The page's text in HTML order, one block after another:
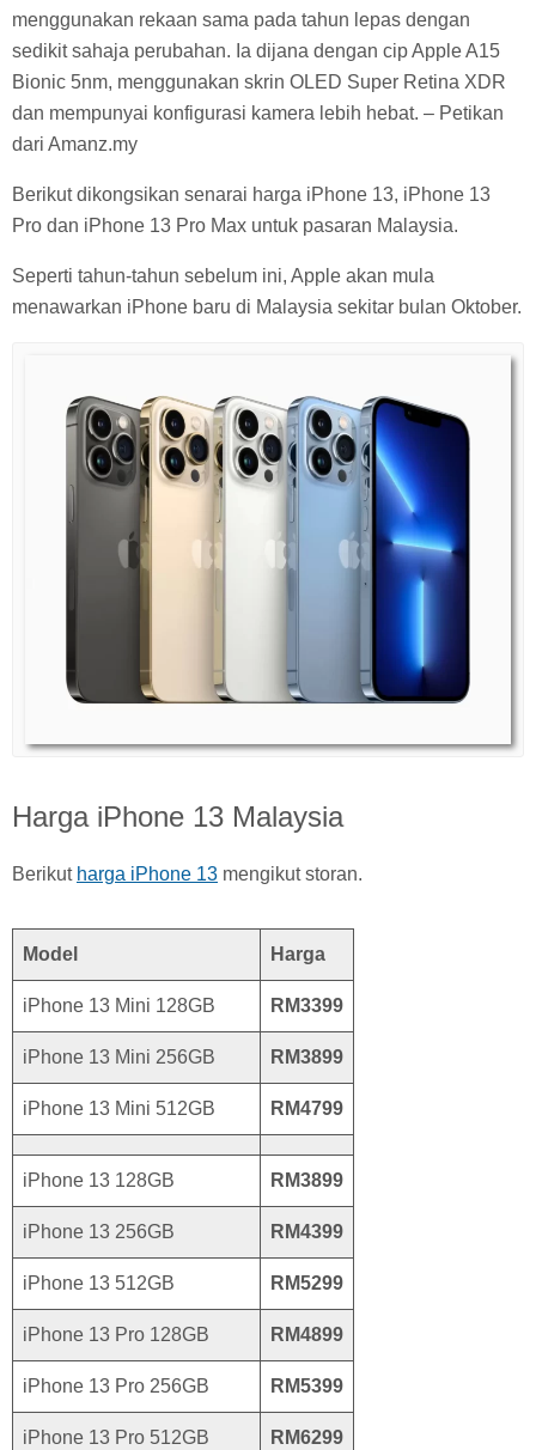
menggunakan rekaan sama pada tahun lepas dengan
sedikit sahaja perubahan. Ia dijana dengan cip Apple A15
Bionic 5nm, menggunakan skrin OLED Super Retina XDR
dan mempunyai konfigurasi kamera lebih hebat. – Petikan
dari Amanz.my
Berikut dikongsikan senarai harga iPhone 13, iPhone 13
Pro dan iPhone 13 Pro Max untuk pasaran Malaysia.
Seperti tahun-tahun sebelum ini, Apple akan mula
menawarkan iPhone baru di Malaysia sekitar bulan Oktober.
Harga iPhone 13 Malaysia
Berikut harga iPhone 13 mengikut storan.
Model Harga
iPhone 13 Mini 128GB RM3399
iPhone 13 Mini 256GB RM3899
iPhone 13 Mini 512GB RM4799
iPhone 13 128GB RM3899
iPhone 13 256GB RM4399
iPhone 13 512GB RM5299
iPhone 13 Pro 128GB RM4899
iPhone 13 Pro 256GB RM5399
iPhone 13 Pro 512GB RM6299